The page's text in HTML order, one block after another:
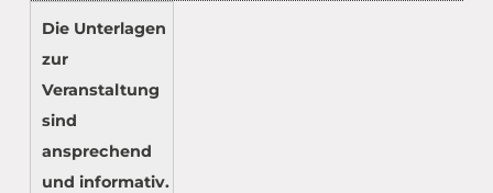
Die Unterlagen
zur
Veranstaltung
sind
ansprechend
und informativ.